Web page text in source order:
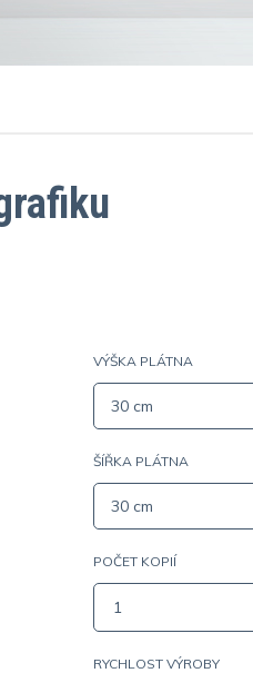
VÝŠKA PLÁTNA
30 cm
ŠÍŘKA PLÁTNA
30 cm
POČET KOPIÍ
RYCHLOST VÝROBY